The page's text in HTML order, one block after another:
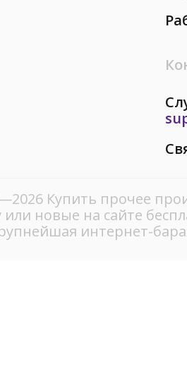
Купить прочее
или новые на сайте
интернет-